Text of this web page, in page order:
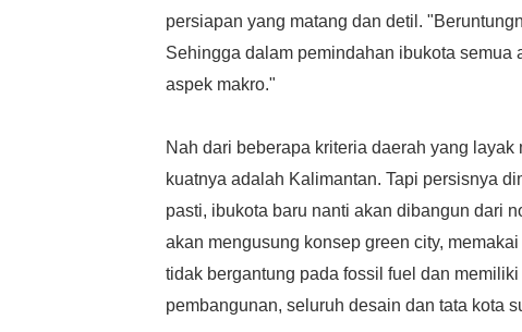
persiapan yang matang dan detil.
Sehingga dalam pemindahan ibukota semua
aspek makro."
Nah dari beberapa kriteria daerah yang
kuatnya adalah Kalimantan. Tapi persisnya
pasti, ibukota baru nanti akan dibangun dari
akan mengusung konsep green city,
tidak bergantung pada fossil fuel dan
pembangunan, seluruh desain dan tata kota